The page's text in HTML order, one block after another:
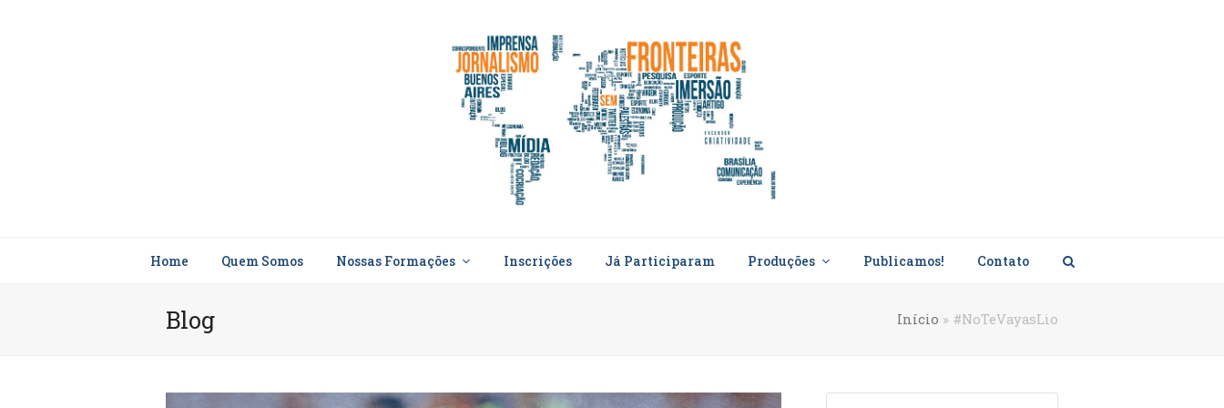
Home Quem Somos Nossas Formações Inscrições Já Participaram Produções Publicamos! Contato
Blog Início » #NoTeVayasLio